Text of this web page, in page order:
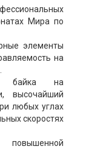
Мира по
элементы
на
байка на
высочайший
любых углах
скоростях